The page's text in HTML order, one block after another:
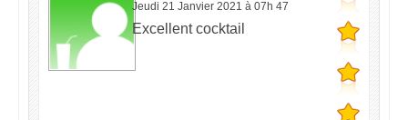
Jeudi 21 Janvier 2021 à 07h 47
Excellent cocktail